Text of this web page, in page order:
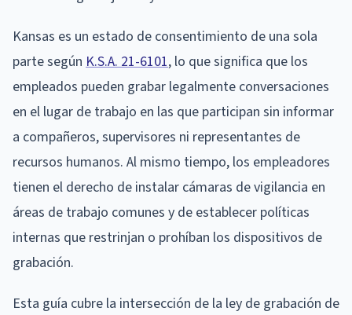
Kansas es un estado de consentimiento de una sola
parte según K.S.A. 21-6101, lo que significa que los
empleados pueden grabar legalmente conversaciones
en el lugar de trabajo en las que participan sin informar
a compañeros, supervisores ni representantes de
recursos humanos. Al mismo tiempo, los empleadores
tienen el derecho de instalar cámaras de vigilancia en
áreas de trabajo comunes y de establecer políticas
internas que restrinjan o prohíban los dispositivos de
grabación.
Esta guía cubre la intersección de la ley de grabación de